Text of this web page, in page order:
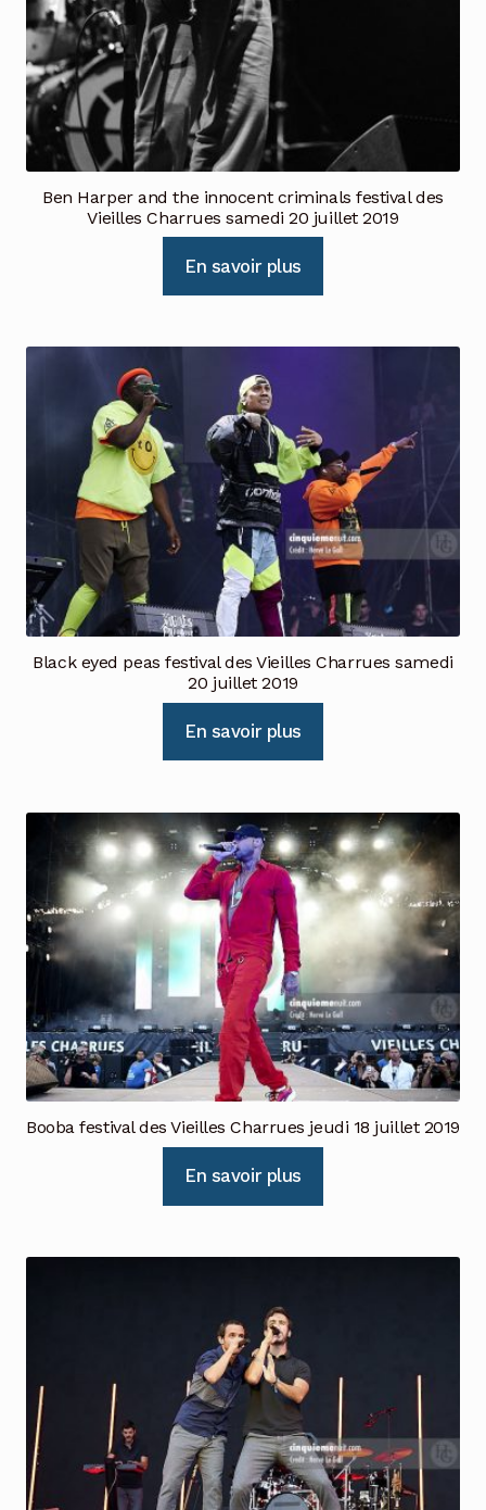
Ben Harper and the innocent criminals festival des
Vieilles Charrues samedi 20 juillet 2019
En savoir plus
Black eyed peas festival des Vieilles Charrues samedi
20 juillet 2019
En savoir plus
Booba festival des Vieilles Charrues jeudi 18 juillet 2019
En savoir plus